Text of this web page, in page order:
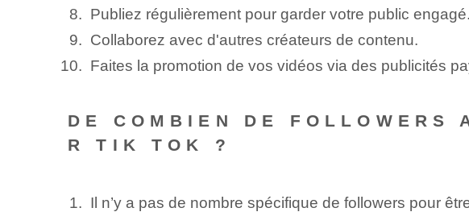
Publiez régulièrement pour garder votre public engagé.
Collaborez avec d'autres créateurs de contenu.
Faites la promotion de vos vidéos via des publicités
DE COMBIEN DE FOLLOWERS
R TIK TOK ?
Il n’y a pas de nombre spécifique de followers pour